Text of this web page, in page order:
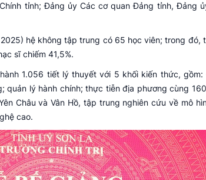
tỉnh; Đảng ủy Các cơ quan Đảng tỉnh, Đảng
hệ không tập trung có 65 học viên; trong đó,
sĩ chiếm 41,5%.
1.056 tiết lý thuyết với 5 khối kiến thức,
quản lý hành chính; thực tiễn địa phương cùng
Châu và Vân Hồ, tập trung nghiên cứu về mô
cao.